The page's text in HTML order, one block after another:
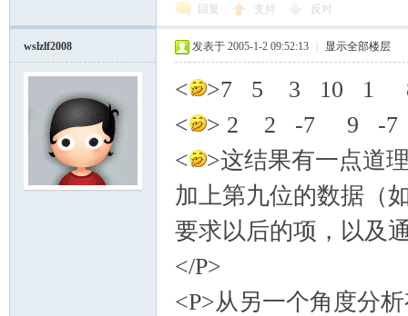
回复 支持 反对
wslzlf2008 发表于 2005-1-2 09:52:13 显示全部楼层
<
>7 5 3 10 1
<
> 2 2 -7 9 -7
<
>这结果有一点道
加上第九位的数据（
要求以后的项，以及
</P>
<P>从另一个角度分